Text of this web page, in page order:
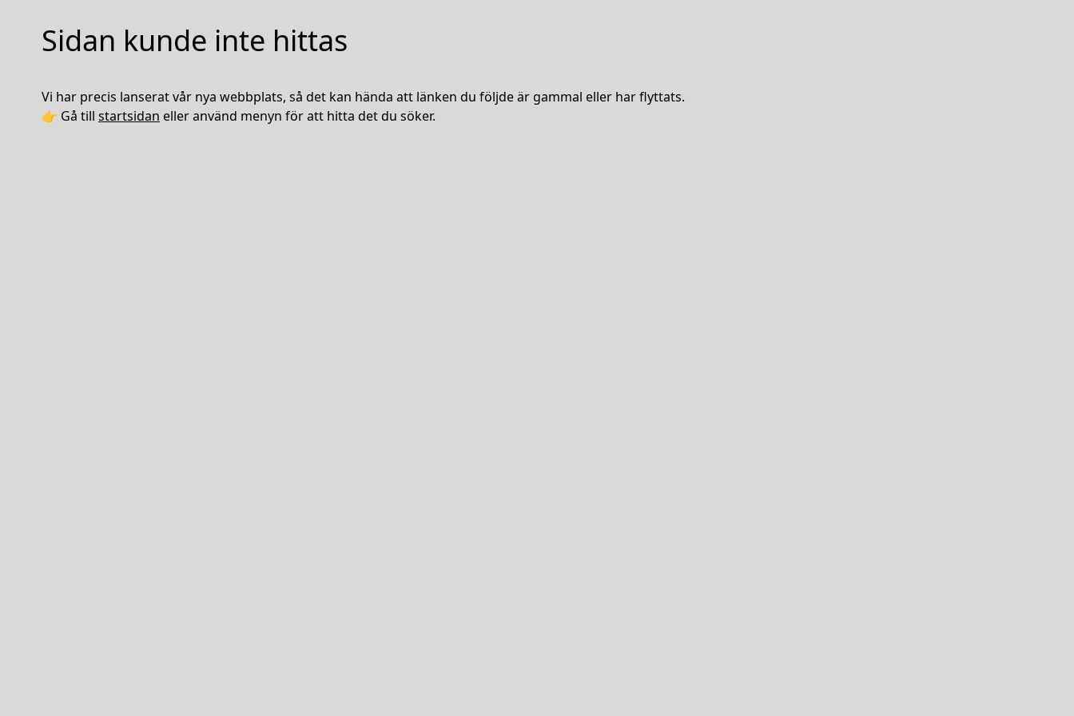
Sidan kunde inte hittas
Vi har precis lanserat vår nya webbplats, så det kan hända att länken du följde är gammal eller har flyttats.
👉 Gå till startsidan eller använd menyn för att hitta det du söker.